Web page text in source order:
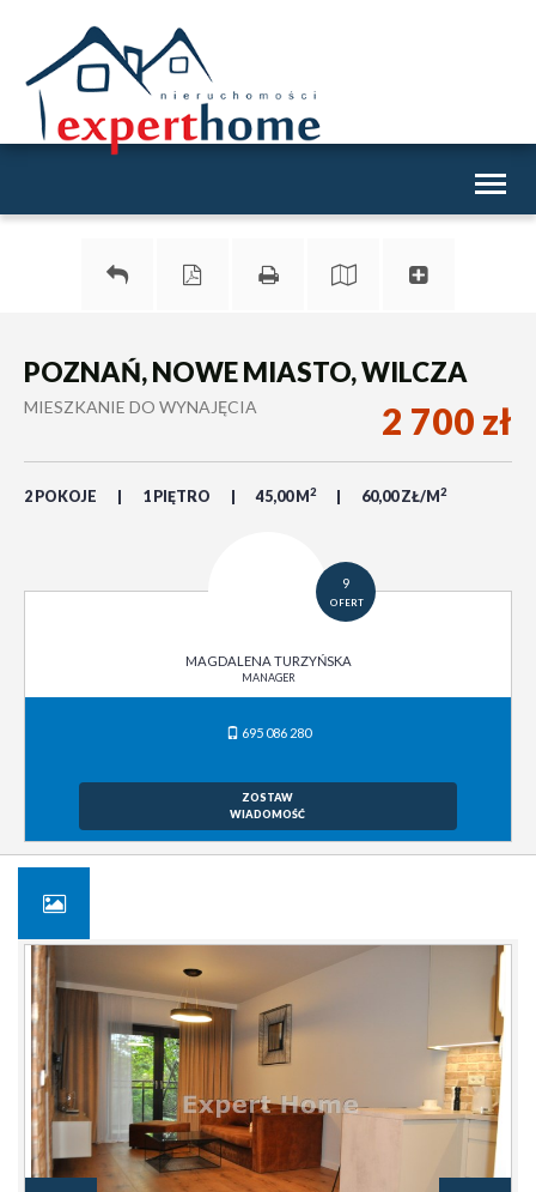
POZNAŃ, NOWE MIASTO, WILCZA
MIESZKANIE DO WYNAJĘCIA
2 POKOJE 1 PIĘTRO 45,00 M 2 60,00 ZŁ/M 2
2 700 zł
9
OFERT
MAGDALENA TURZYŃSKA
MANAGER
695 086 280
ZOSTAW
WIADOMOŚĆ